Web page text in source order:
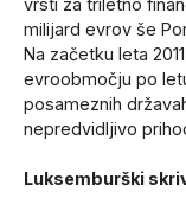
milijard evrov še
Na začetku leta
evroobmočju po
posameznih
nepredvidljivo
Luksemburški